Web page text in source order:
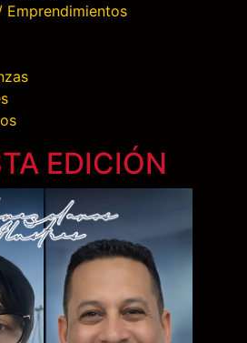
Emprendimientos
EDICIÓN